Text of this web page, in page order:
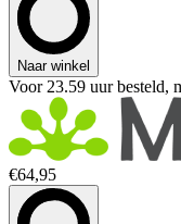
Naar winkel
Voor 23.59 uur besteld,
€64,95